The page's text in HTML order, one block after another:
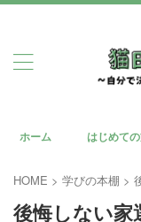
ホーム はじめて
HOME > 学びの本棚 >
後悔しない家